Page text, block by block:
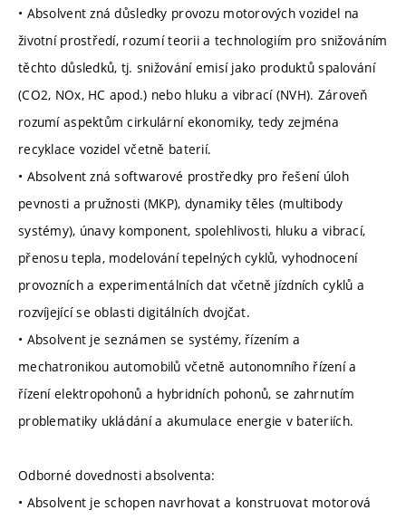
• Absolvent zná důsledky provozu motorových vozidel na
životní prostředí, rozumí teorii a technologiím pro snižováním
těchto důsledků, tj. snižování emisí jako produktů spalování
(CO2, NOx, HC apod.) nebo hluku a vibrací (NVH). Zároveň
rozumí aspektům cirkulární ekonomiky, tedy zejména
recyklace vozidel včetně baterií.
• Absolvent zná softwarové prostředky pro řešení úloh
pevnosti a pružnosti (MKP), dynamiky těles (multibody
systémy), únavy komponent, spolehlivosti, hluku a vibrací,
přenosu tepla, modelování tepelných cyklů, vyhodnocení
provozních a experimentálních dat včetně jízdních cyklů a
rozvíjející se oblasti digitálních dvojčat.
• Absolvent je seznámen se systémy, řízením a
mechatronikou automobilů včetně autonomního řízení a
řízení elektropohonů a hybridních pohonů, se zahrnutím
problematiky ukládání a akumulace energie v bateriích.
Odborné dovednosti absolventa:
• Absolvent je schopen navrhovat a konstruovat motorová